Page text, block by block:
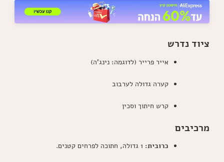
ציוד נדרש
אייר פרייר (לדוגמה: נינג'ה)
קערה גדולה לערבוב
קרש חיתוך וסכין
מרכיבים
כרובית: